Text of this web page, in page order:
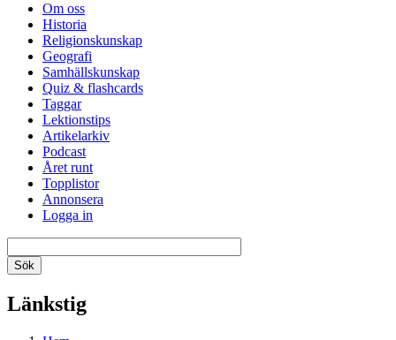
Om oss
Historia
Religionskunskap
Geografi
Samhällskunskap
Quiz & flashcards
Taggar
Lektionstips
Artikelarkiv
Podcast
Året runt
Topplistor
Annonsera
Logga in
Länkstig